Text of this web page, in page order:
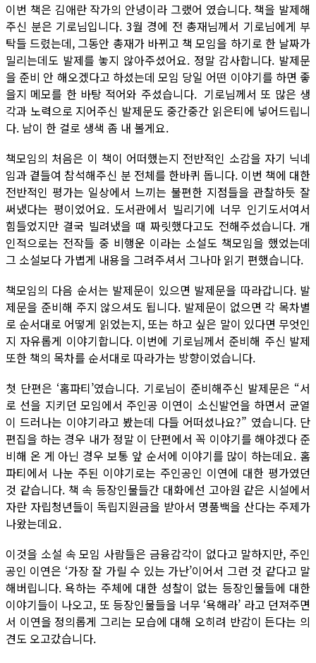
이번 책은 김애란 작가의 안녕이라 그랬어 였습니다. 책을 발제해
주신 분은 기로님입니다. 3월 경에 전 총재님께서 기로님에게 부
탁들 드렸는데, 그동안 총재가 바뀌고 책 모임을 하기로 한 날짜가
밀리는데도 발제를 놓지 않아주셨어요. 정말 감사합니다. 발제문
을 준비 안 해오겠다고 하셨는데 모임 당일 어떤 이야기를 하면 좋
을지 메모를 한 바탕 적어와 주셨습니다. 기로님께서 또 많은 생
각과 노력으로 지어주신 발제문도 중간중간 읽은티에 넣어드립니
다. 남이 한 걸로 생색 좀 내 볼게요.
책모임의 처음은 이 책이 어떠했는지 전반적인 소감을 자기 닉네
임과 곁들여 참석해주신 분 전체를 한바퀴 돕니다. 이번 책에 대한
전반적인 평가는 일상에서 느끼는 불편한 지점들을 관찰하듯 잘
써냈다는 평이었어요. 도서관에서 빌리기에 너무 인기도서여서
힘들었지만 결국 빌려냈을 때 짜릿했다고도 전해주셨습니다. 개
인적으로는 전작들 중 비행운 이라는 소설도 책모임을 했었는데
그 소설보다 가볍게 내용을 그려주셔서 그나마 읽기 편했습니다.
책모임의 다음 순서는 발제문이 있으면 발제문을 따라갑니다. 발
제문을 준비해 주지 않으셔도 됩니다. 발제문이 없으면 각 목차별
로 순서대로 어떻게 읽었는지, 또는 하고 싶은 말이 있다면 무엇인
지 자유롭게 이야기합니다. 이번에 기로님께서 준비해 주신 발제
또한 책의 목차를 순서대로 따라가는 방향이었습니다.
첫 단편은 ‘홈파티’였습니다. 기로님이 준비해주신 발제문은 “서
로 선을 지키던 모임에서 주인공 이연이 소신발언을 하면서 균열
이 드러나는 이야기라고 봤는데 다들 어떠셨나요?” 였습니다. 단
편집을 하는 경우 내가 정말 이 단편에서 꼭 이야기를 해야겠다 준
비해 온 게 아닌 경우 보통 앞 순서에 이야기를 많이 하는데요. 홈
파티에서 나눈 주된 이야기로는 주인공인 이연에 대한 평가였던
것 같습니다. 책 속 등장인물들간 대화에선 고아원 같은 시설에서
자란 자립청년들이 독립지원금을 받아서 명품백을 산다는 주제가
나왔는데요.
이것을 소설 속 모임 사람들은 금융감각이 없다고 말하지만, 주인
공인 이연은 ‘가장 잘 가릴 수 있는 가난’이어서 그런 것 같다고 말
해버립니다. 욕하는 주체에 대한 성찰이 없는 등장인물들에 대한
이야기들이 나오고, 또 등장인물들을 너무 ‘욕해라’ 라고 던져주면
서 이연을 정의롭게 그리는 모습에 대해 오히려 반감이 든다는 의
견도 오고갔습니다.